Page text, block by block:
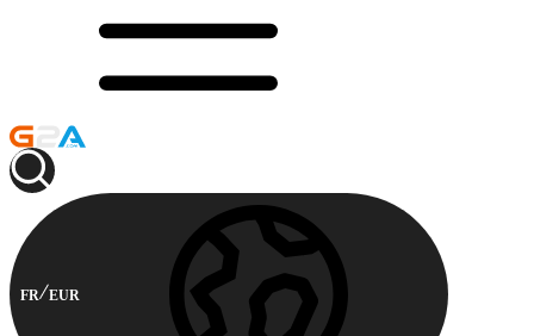
FR EUR